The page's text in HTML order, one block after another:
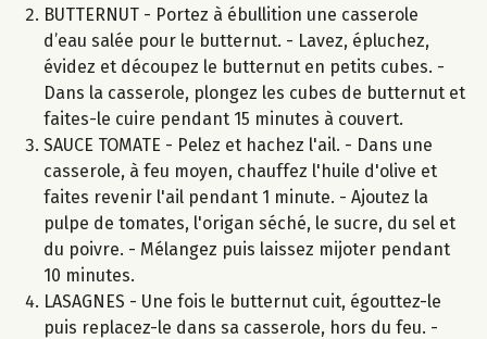
BUTTERNUT - Portez à ébullition une casserole
d’eau salée pour le butternut. - Lavez, épluchez,
évidez et découpez le butternut en petits cubes. -
Dans la casserole, plongez les cubes de butternut et
faites-le cuire pendant 15 minutes à couvert.
SAUCE TOMATE - Pelez et hachez l'ail. - Dans une
casserole, à feu moyen, chauffez l'huile d'olive et
faites revenir l'ail pendant 1 minute. - Ajoutez la
pulpe de tomates, l'origan séché, le sucre, du sel et
du poivre. - Mélangez puis laissez mijoter pendant
10 minutes.
LASAGNES - Une fois le butternut cuit, égouttez-le
puis replacez-le dans sa casserole, hors du feu. -